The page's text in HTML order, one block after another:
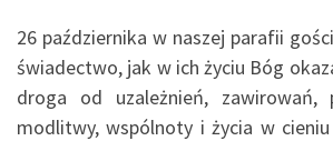
26 października w naszej parafii
świadectwo, jak w ich życiu Bóg
droga od uzależnień,
modlitwy, wspólnoty i życia w